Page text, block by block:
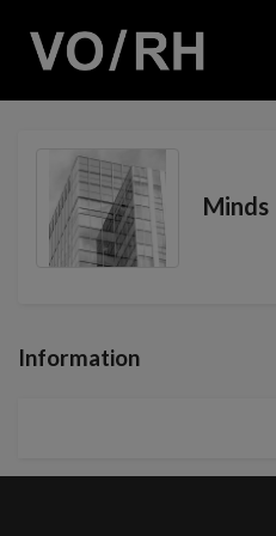
Minds
Information